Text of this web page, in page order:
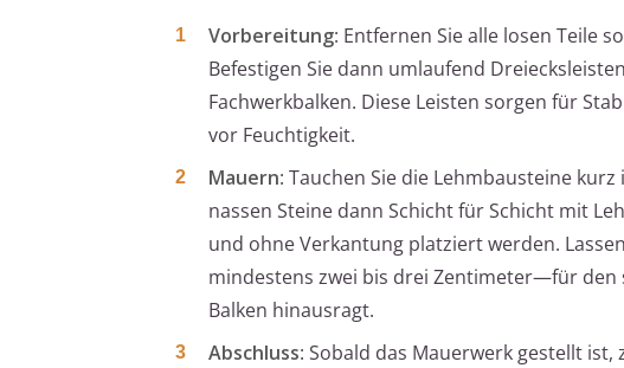
Vorbereitung: Entfernen Sie alle losen Teile
Befestigen Sie dann umlaufend
Fachwerkbalken. Diese Leisten sorgen für
vor Feuchtigkeit.
Mauern: Tauchen Sie die Lehmbausteine
nassen Steine dann Schicht für Schicht mit
und ohne Verkantung platziert werden.
mindestens zwei bis drei Zentimeter—für den
Balken hinausragt.
Abschluss: Sobald das Mauerwerk gestellt